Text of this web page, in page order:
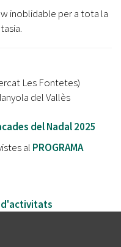
inoblidable per a tota la
Les Fontetes)
del Vallès
del Nadal 2025
al PROGRAMA
d'activitats